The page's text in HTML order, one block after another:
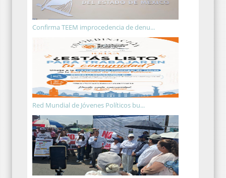
Confirma TEEM improcedencia de denu...
Red Mundial de Jóvenes Políticos bu...